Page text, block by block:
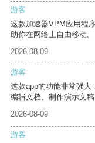
游客
这款加速器VPM应用程
助你在网络上自由移动。
2026-08-09
游客
这款app的功能非常强大
编辑文档、制作演示文稿
2026-08-09
游客